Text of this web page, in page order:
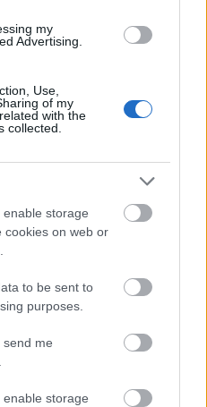
my
Advertising.
Use,
of my
with the
collected.
storage
cookies on web or
to be sent to
purposes.
send me
storage
az utca közepén
)Európa különböző
jól álcázott farmotoros